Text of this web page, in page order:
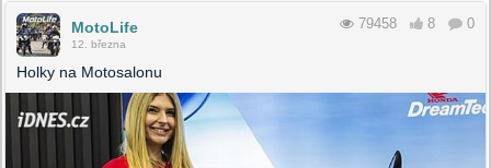
MotoLife
12. března
79458 8 0
Holky na Motosalonu